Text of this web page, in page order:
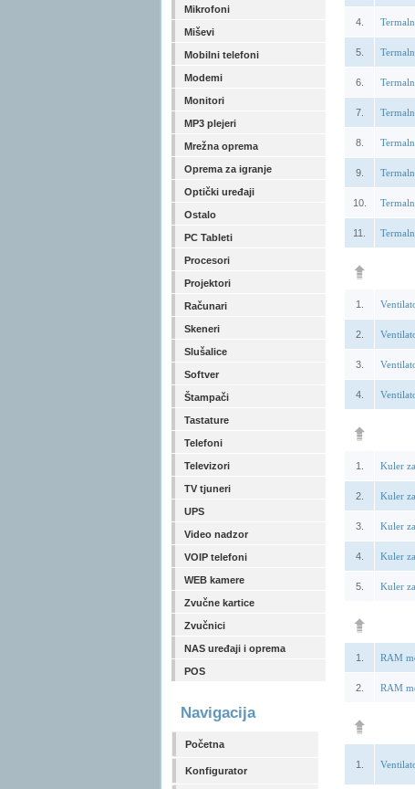
Mikrofoni
Miševi
Mobilni telefoni
Modemi
Monitori
MP3 plejeri
Mrežna oprema
Oprema za igranje
Optički uređaji
Ostalo
PC Tableti
Procesori
Projektori
Računari
Skeneri
Slušalice
Softver
Štampači
Tastature
Telefoni
Televizori
TV tjuneri
UPS
Video nadzor
VOIP telefoni
WEB kamere
Zvučne kartice
Zvučnici
NAS uređaji i oprema
POS
Navigacija
Početna
Konfigurator
4.
5.
6.
7.
8.
9.
10.
11.
1.
2.
3.
4.
1. Kuler
2. Kuler
3. Kuler
4. Kuler
5. Kuler
1. RAM
2. RAM
1.